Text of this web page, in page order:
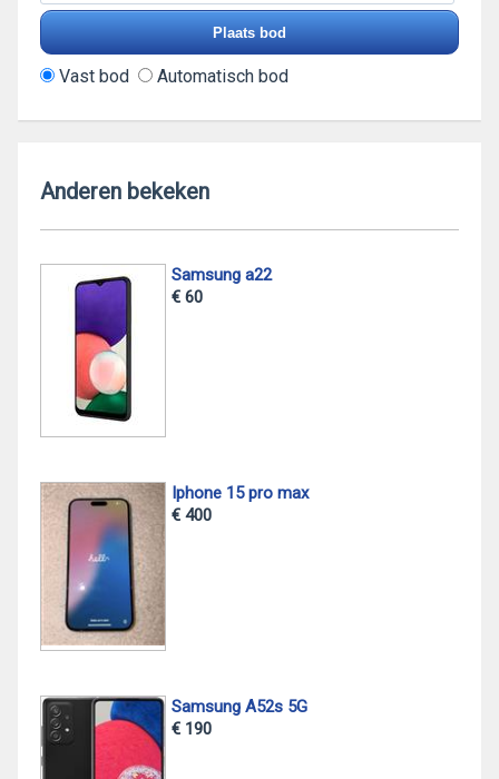
Vast bod Automatisch bod
Anderen bekeken
Samsung a22
€ 60
Iphone 15 pro max
€ 400
Samsung A52s 5G
€ 190